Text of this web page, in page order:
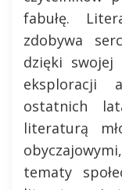
fabułę.
zdobywa
dzięki swojej
eksploracji
ostatnich
literaturą
tematy